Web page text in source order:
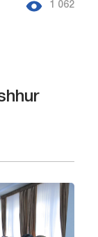
1 062